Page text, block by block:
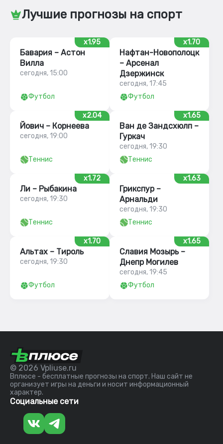
Лучшие прогнозы на спорт
x1.95
Бавария – Астон
Вилла
сегодня, 15:00
Футбол
x1.70
Нафтан-Новополоцк
– Арсенал
Дзержинск
сегодня, 17:45
Футбол
x2.04
Йович – Корнеева
сегодня, 19:00
Теннис
x1.65
Ван де Зандсхюлп –
Гуркач
сегодня, 19:30
Теннис
x1.72
Ли – Рыбакина
сегодня, 19:30
Теннис
x1.63
Грикспур –
Арнальди
сегодня, 19:30
Теннис
x1.70
Альтах – Тироль
сегодня, 19:30
Футбол
x1.65
Славия Мозырь –
Днепр Могилев
сегодня, 19:45
Футбол
© 2026 Vpliuse.ru
Вплюсе - бесплатные прогнозы на спорт. Наш сайт не
организует игры на деньги и носит информационный
характер.
Социальные сети